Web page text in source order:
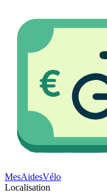
MesAidesVélo
Localisation